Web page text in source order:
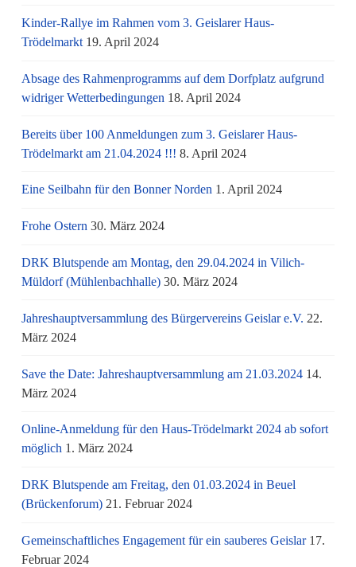
Kinder-Rallye im Rahmen vom 3. Geislarer Haus-
Trödelmarkt 19. April 2024
Absage des Rahmenprogramms auf dem Dorfplatz aufgrund
widriger Wetterbedingungen 18. April 2024
Bereits über 100 Anmeldungen zum 3. Geislarer Haus-
Trödelmarkt am 21.04.2024 !!! 8. April 2024
Eine Seilbahn für den Bonner Norden 1. April 2024
Frohe Ostern 30. März 2024
DRK Blutspende am Montag, den 29.04.2024 in Vilich-
Müldorf (Mühlenbachhalle) 30. März 2024
Jahreshauptversammlung des Bürgervereins Geislar e.V. 22.
März 2024
Save the Date: Jahreshauptversammlung am 21.03.2024 14.
März 2024
Online-Anmeldung für den Haus-Trödelmarkt 2024 ab sofort
möglich 1. März 2024
DRK Blutspende am Freitag, den 01.03.2024 in Beuel
(Brückenforum) 21. Februar 2024
Gemeinschaftliches Engagement für ein sauberes Geislar 17.
Februar 2024